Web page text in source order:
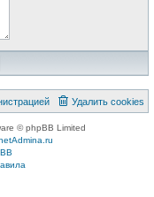
Удалить cookies
© phpBB Limited